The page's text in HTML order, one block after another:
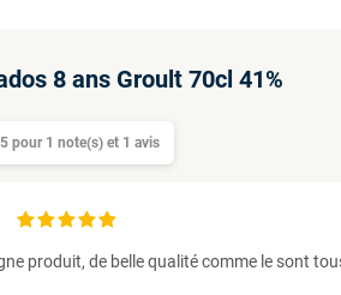
8 ans Groult 70cl 41%
5 pour 1note(s) et 1avis
produit, de belle qualité comme le sont